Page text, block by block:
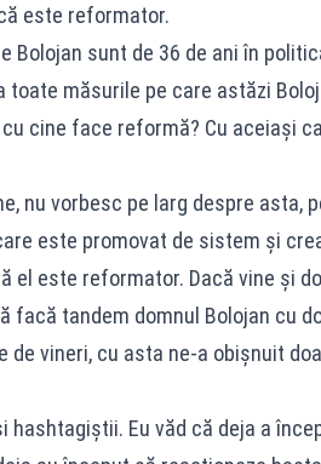
este reformator.
Bolojan sunt de 36 de ani în
măsurile pe care astăzi
cine face reformă? Cu aceiași
nu vorbesc pe larg despre asta,
este promovat de sistem și
el este reformator. Dacă vine și
facă tandem domnul Bolojan cu
de vineri, cu asta ne-a obișnuit
hashtagiștii. Eu văd că deja a